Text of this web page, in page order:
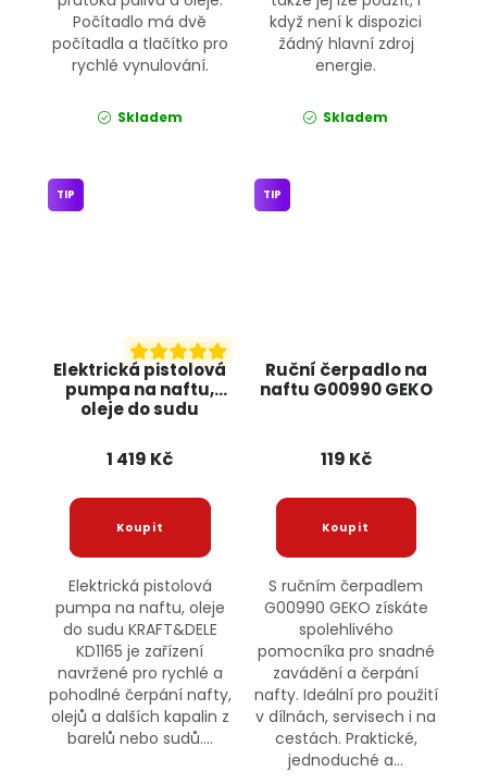
Počítadlo má dvě
počítadla a tlačítko pro
rychlé vynulování.
Skladem
když není k dispozici
žádný hlavní zdroj
energie.
Skladem
Elektrická pistolová
pumpa na naftu,
oleje do sudu
TIP
1 419 Kč
Elektrická pistolová
pumpa na naftu, oleje
do sudu KRAFT&DELE
KD1165 je zařízení
navržené pro rychlé a
pohodlné čerpání nafty,
olejů a dalších kapalin z
barelů nebo sudů....
Ruční čerpadlo na
naftu G00990 GEKO
TIP
119 Kč
S ručním čerpadlem
G00990 GEKO získáte
spolehlivého
pomocníka pro snadné
zavádění a čerpání
nafty. Ideální pro použití
v dílnách, servisech i na
cestách. Praktické,
jednoduché a...